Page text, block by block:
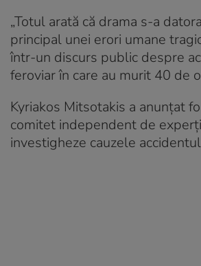
„Totul arată că drama s-a
principal unei erori umane
într-un discurs public despre
feroviar în care au murit 40 de
Kyriakos Mitsotakis a anunțat
comitet independent de
investigheze cauzele